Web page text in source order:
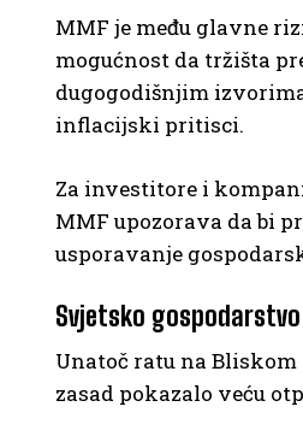
MMF je među glavne
mogućnost da tržišta
dugogodišnjim
inflacijski pritisci.
Za investitore i
MMF upozorava da bi
usporavanje
Svjetsko
Unatoč ratu na
zasad pokazalo veću